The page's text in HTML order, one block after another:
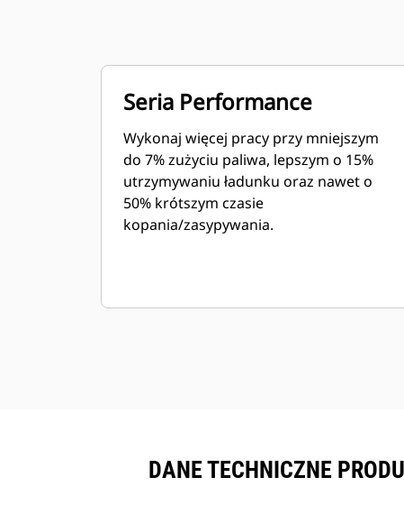
Seria Performance
Wykonaj więcej pracy przy mniejszym
do 7% zużyciu paliwa, lepszym o 15%
utrzymywaniu ładunku oraz nawet o
50% krótszym czasie
kopania/zasypywania.
DANE TECHNICZNE